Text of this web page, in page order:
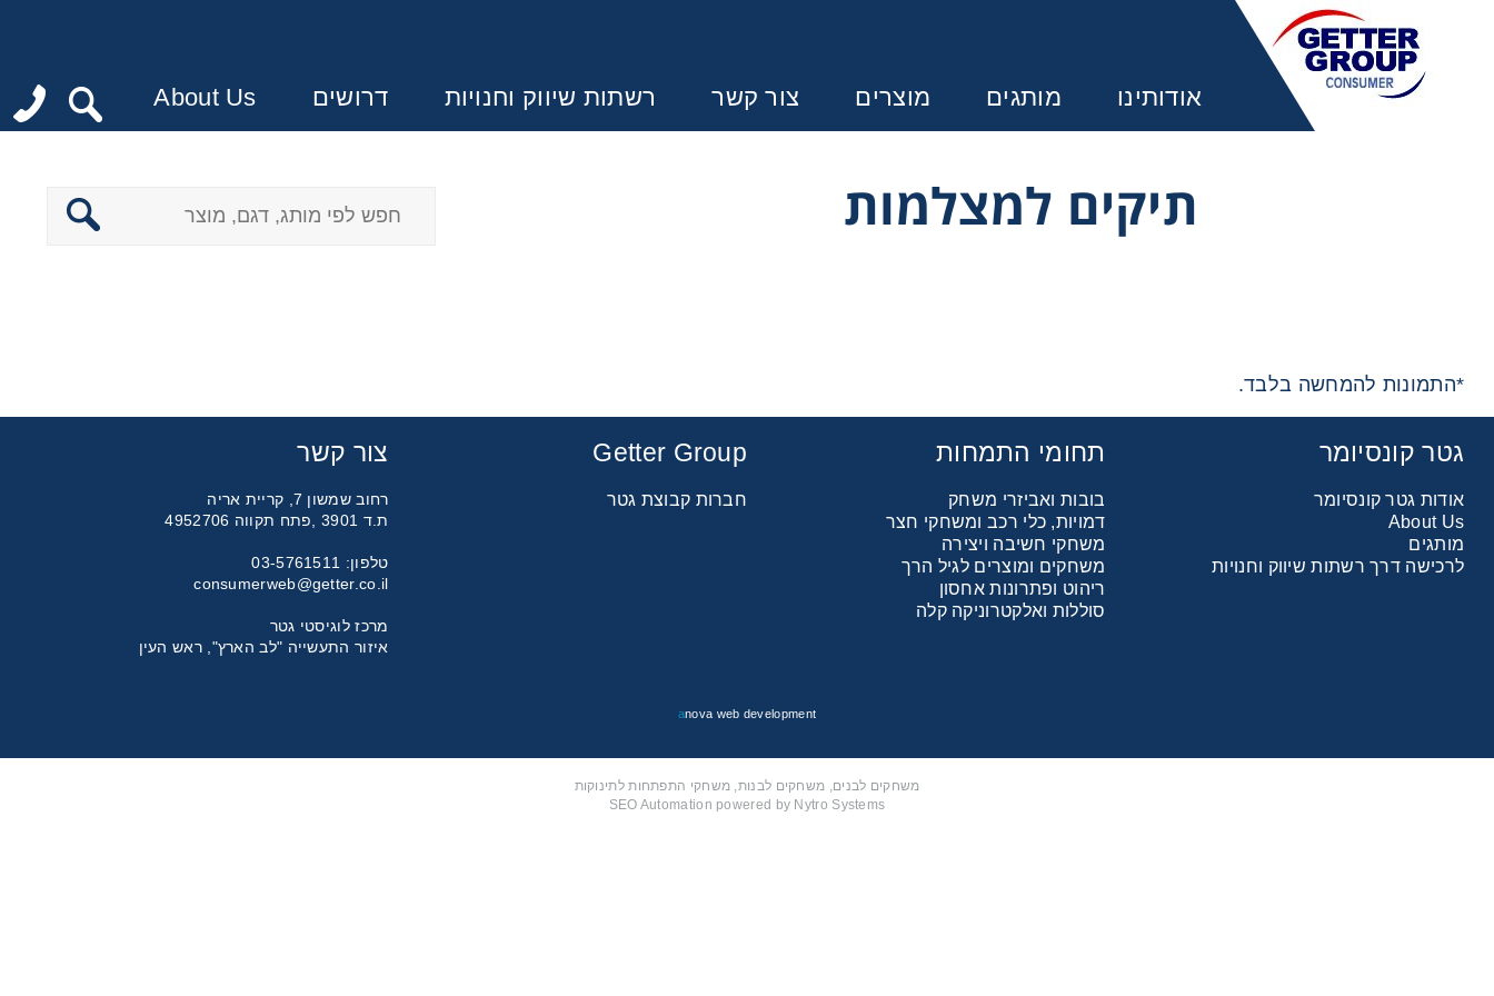
אודותינו מותגים מוצרים צור קשר רשתות שיווק וחנויות דרושים About Us
תיקים למצלמות
*התמונות להמחשה בלבד.
גטר קונסיומר
אודות גטר קונסיומר
About Us
מותגים
לרכישה דרך רשתות שיווק וחנויות
תחומי התמחות
בובות ואביזרי משחק
דמויות, כלי רכב ומשחקי חצר
משחקי חשיבה ויצירה
משחקים ומוצרים לגיל הרך
ריהוט ופתרונות אחסון
סוללות ואלקטרוניקה קלה
Getter Group
חברות קבוצת גטר
צור קשר
רחוב שמשון 7, קריית אריה
ת.ד 3901 ,פתח תקווה 4952706
טלפון: 03-5761511
consumerweb@getter.co.il
מרכז לוגיסטי גטר
איזור התעשייה "לב הארץ", ראש העין
anova web development
משחקים לבנים, משחקים לבנות, משחקי התפתחות לתינוקות
SEO Automation powered by Nytro Systems
Contact form not found.
מכוניות משחק
משחקי קופסא